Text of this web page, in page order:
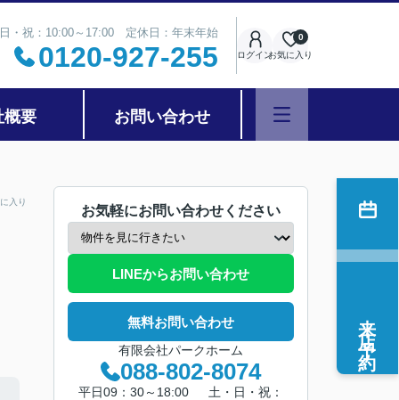
・祝：10:00～17:00 定休日：年末年始
0120-927-255 ログインお気に入り
0
概要 お問い合わせ
入り
お気軽にお問い合わせください
LINEからお問い合わせ
無料お問い合わせ
有限会社パークホーム
088-802-8074
平日09：30～18:00 土・日・祝：
来店予約